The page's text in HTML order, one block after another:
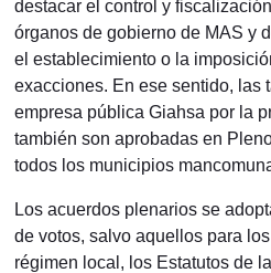
destacar el control y
órganos de gobierno de MAS y
el establecimiento o la
exacciones. En ese sentido, las
empresa pública Giahsa por la
también son aprobadas en
todos los municipios
Los acuerdos plenarios se
de votos, salvo aquellos para
régimen local, los Estatutos de